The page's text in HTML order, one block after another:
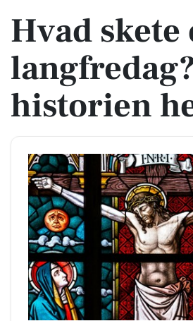
Hvad skete
historien